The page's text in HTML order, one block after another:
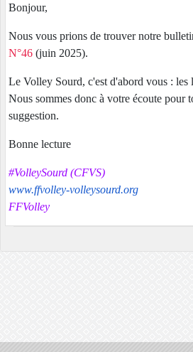
Bonjour,
Nous vous prions de trouver notre
N°46 (juin 2025).
Le Volley Sourd, c'est d'abord vous : les
Nous sommes donc à votre écoute pour
suggestion.
Bonne lecture
#VolleySourd (CFVS)
www.ffvolley-volleysourd.org
FFVolley